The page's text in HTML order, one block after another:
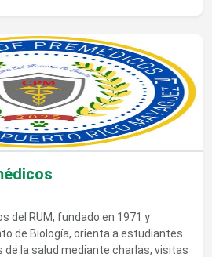
Pre-médicos
del RUM, fundado en 1971 y
de Biología, orienta a estudiantes
la salud mediante charlas, visitas